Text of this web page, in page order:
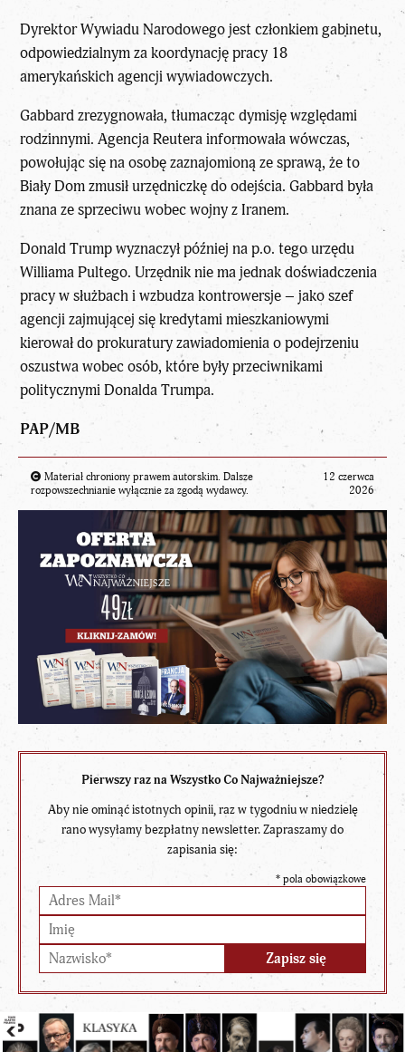
Dyrektor Wywiadu Narodowego jest członkiem gabinetu,
odpowiedzialnym za koordynację pracy 18
amerykańskich agencji wywiadowczych.
Gabbard zrezygnowała, tłumacząc dymisję względami
rodzinnymi. Agencja Reutera informowała wówczas,
powołując się na osobę zaznajomioną ze sprawą, że to
Biały Dom zmusił urzędniczkę do odejścia. Gabbard była
znana ze sprzeciwu wobec wojny z Iranem.
Donald Trump wyznaczył później na p.o. tego urzędu
Williama Pultego. Urzędnik nie ma jednak doświadczenia
pracy w służbach i wzbudza kontrowersje – jako szef
agencji zajmującej się kredytami mieszkaniowymi
kierował do prokuratury zawiadomienia o podejrzeniu
oszustwa wobec osób, które były przeciwnikami
politycznymi Donalda Trumpa.
PAP/MB
Materiał chroniony prawem autorskim. Dalsze
rozpowszechnianie wyłącznie za zgodą wydawcy.
12 czerwca
2026
Pierwszy raz na Wszystko Co Najważniejsze?
Aby nie ominąć istotnych opinii, raz w tygodniu w niedzielę
rano wysyłamy bezpłatny newsletter. Zapraszamy do
zapisania się:
* pola obowiązkowe